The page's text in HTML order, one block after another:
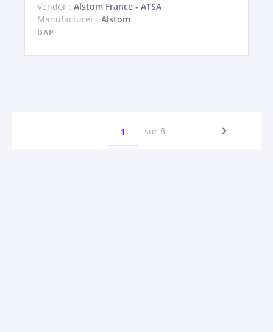
Vendor : Alstom France - ATSA
Manufacturer : Alstom
DAP
1 sur 8